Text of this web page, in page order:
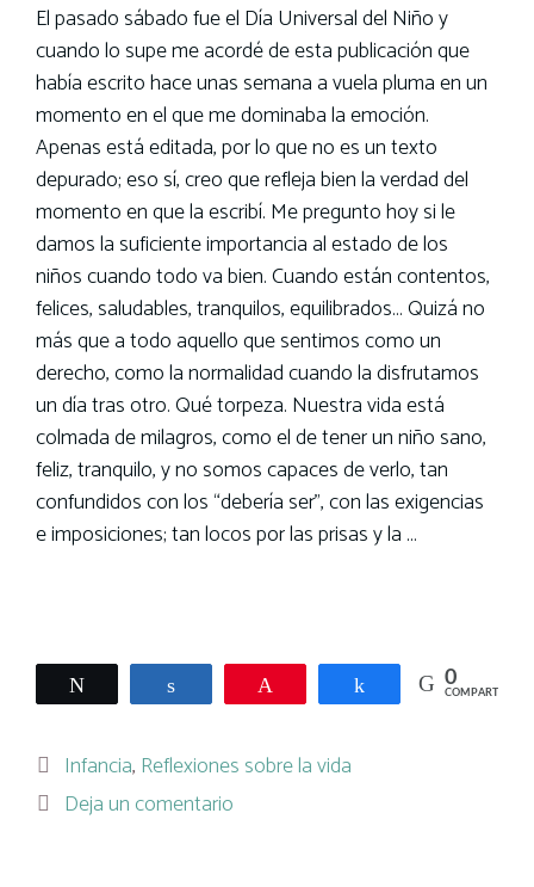
El pasado sábado fue el Día Universal del Niño y
cuando lo supe me acordé de esta publicación que
había escrito hace unas semana a vuela pluma en un
momento en el que me dominaba la emoción.
Apenas está editada, por lo que no es un texto
depurado; eso sí, creo que refleja bien la verdad del
momento en que la escribí. Me pregunto hoy si le
damos la suficiente importancia al estado de los
niños cuando todo va bien. Cuando están contentos,
felices, saludables, tranquilos, equilibrados… Quizá no
más que a todo aquello que sentimos como un
derecho, como la normalidad cuando la disfrutamos
un día tras otro. Qué torpeza. Nuestra vida está
colmada de milagros, como el de tener un niño sano,
feliz, tranquilo, y no somos capaces de verlo, tan
confundidos con los “debería ser”, con las exigencias
e imposiciones; tan locos por las prisas y la …
Compartir Compartir
0
COMPARTIR
Categorías
Infancia, Reflexiones sobre la vida
Deja un comentario